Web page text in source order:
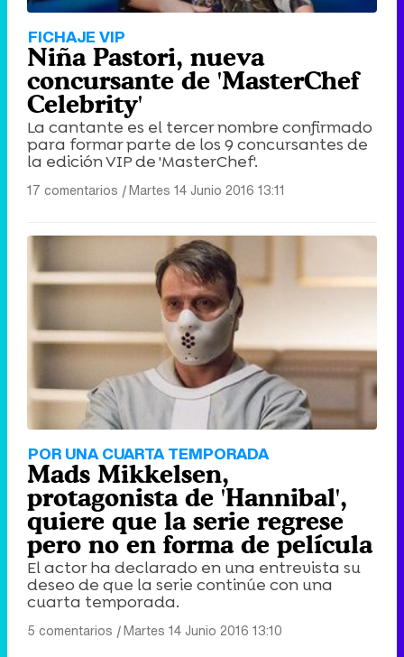
FICHAJE VIP
Niña Pastori, nueva
concursante de 'MasterChef
Celebrity'
La cantante es el tercer nombre confirmado
para formar parte de los 9 concursantes de
la edición VIP de 'MasterChef'.
17 comentarios |Martes 14 Junio 2016 13:11
POR UNA CUARTA TEMPORADA
Mads Mikkelsen,
protagonista de 'Hannibal',
quiere que la serie regrese
pero no en forma de película
El actor ha declarado en una entrevista su
deseo de que la serie continúe con una
cuarta temporada.
5 comentarios |Martes 14 Junio 2016 13:10